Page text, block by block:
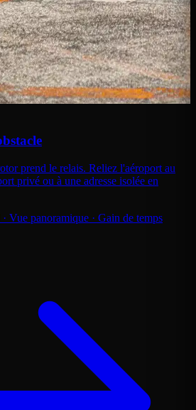
prend le relais. Reliez l'aéroport au
privé ou à une adresse isolée en
Vue panoramique · Gain de temps